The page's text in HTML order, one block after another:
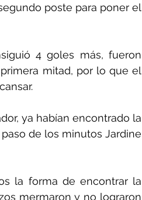
poste para poner el
4 goles más, fueron
mitad, por lo que el
ya habían encontrado la
de los minutos Jardine
la forma de encontrar la
mermaron y no lograron